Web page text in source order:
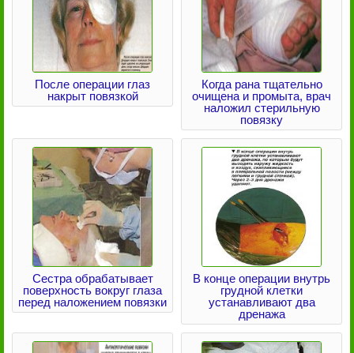
После операции глаз
накрыт повязкой
Когда рана тщательно
очищена и промыта, врач
наложил стерильную
повязку
Сестра обрабатывает
поверхность вокруг глаза
перед наложением повязки
В конце операции внутрь
грудной клетки
устанавливают два
дренажа